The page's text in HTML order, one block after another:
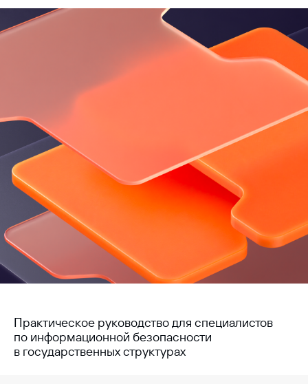
Практическое руководство для специалистов
по информационной безопасности
в государственных структурах